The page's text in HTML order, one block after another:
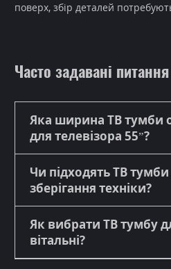
поверх, збір деталей
Часто задавані питання
Яка ширина ТВ тумби
для телевізора 55”?
Чи підходять ТВ
зберігання техніки?
Як вибрати ТВ тумбу
вітальні?